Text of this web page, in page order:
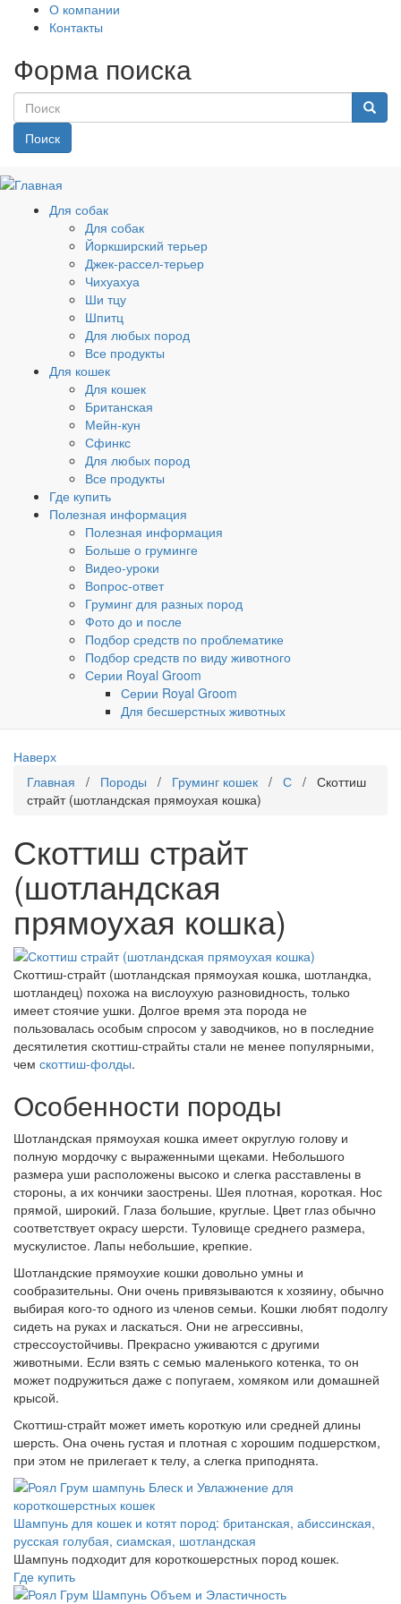
О компании
Контакты
Форма поиска
Поиск
Для собак
Для собак
Йоркширский терьер
Джек-рассел-терьер
Чихуахуа
Ши тцу
Шпитц
Для любых пород
Все продукты
Для кошек
Для кошек
Британская
Мейн-кун
Сфинкс
Для любых пород
Все продукты
Где купить
Полезная информация
Полезная информация
Больше о груминге
Видео-уроки
Вопрос-ответ
Груминг для разных пород
Фото до и после
Подбор средств по проблематике
Подбор средств по виду животного
Серии Royal Groom
Серии Royal Groom
Для бесшерстных животных
Наверх
Главная / Породы / Груминг кошек / С / Скоттиш
страйт (шотландская прямоухая кошка)
Скоттиш страйт
(шотландская
прямоухая кошка)
Скоттиш-страйт (шотландская прямоухая кошка, шотландка,
шотландец) похожа на вислоухую разновидность, только
имеет стоячие ушки. Долгое время эта порода не
пользовалась особым спросом у заводчиков, но в последние
десятилетия скоттиш-страйты стали не менее популярными,
чем скоттиш-фолды.
Особенности породы
Шотландская прямоухая кошка имеет округлую голову и
полную мордочку с выраженными щеками. Небольшого
размера уши расположены высоко и слегка расставлены в
стороны, а их кончики заострены. Шея плотная, короткая. Нос
прямой, широкий. Глаза большие, круглые. Цвет глаз обычно
соответствует окрасу шерсти. Туловище среднего размера,
мускулистое. Лапы небольшие, крепкие.
Шотландские прямоухие кошки довольно умны и
сообразительны. Они очень привязываются к хозяину, обычно
выбирая кого-то одного из членов семьи. Кошки любят подолгу
сидеть на руках и ласкаться. Они не агрессивны,
стрессоустойчивы. Прекрасно уживаются с другими
животными. Если взять с семью маленького котенка, то он
может подружиться даже с попугаем, хомяком или домашней
крысой.
Скоттиш-страйт может иметь короткую или средней длины
шерсть. Она очень густая и плотная с хорошим подшерстком,
при этом не прилегает к телу, а слегка приподнята.
Шампунь для кошек и котят пород: британская, абиссинская,
русская голубая, сиамская, шотландская
Шампунь подходит для короткошерстных пород кошек.
Где купить